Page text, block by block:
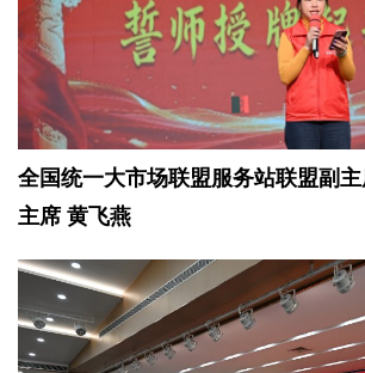
全国统一大市场联盟服务站联盟副
主席 黄飞燕